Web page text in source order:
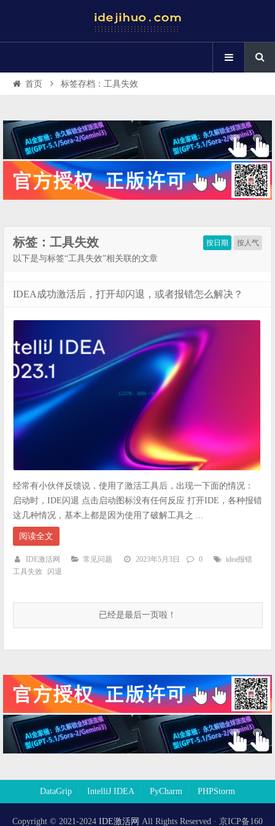
首页 标签存档：工具失效
按日期 按人气
标签：工具失效
以下是与标签“工具失效”相关联的文章
IDEA成功激活后，打开却闪退，或者报错怎么解决？
经常有小伙伴反馈说，使用了激活工具后，出现一下面的情况：
启动时，IDE闪退 点击启动图标没有任何反应 打开IDE，各种报错
这几种情况，基本上都是因为使用了破解工具之 ...
阅读全文
IDE激活网 常见问题 2023年5月3日 0
idea报错
工具失效
闪退
已经是最后一页啦！
DataGrip IntelliJ IDEA PyCharm PHPStorm
Copyright © 2021-2024 IDE激活网 All Rights Reserved · 京ICP备160